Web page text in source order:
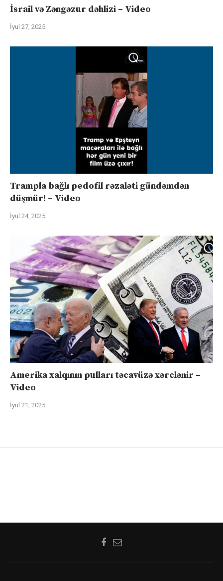
İsrail və Zəngəzur dəhlizi – Video
İyul 27, 2025
Trampla bağlı pedofil rəzaləti gündəmdən
düşmür! – Video
İyul 24, 2025
Amerika xalqının pulları təcavüzə xərclənir –
Video
İyul 21, 2025